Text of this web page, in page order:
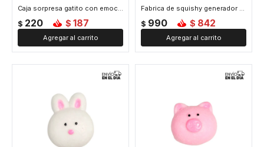
Caja sorpresa gatito con emociones
$ 220 $ 187
Fabrica de squishy generador de amansalocos
$ 990 $ 842